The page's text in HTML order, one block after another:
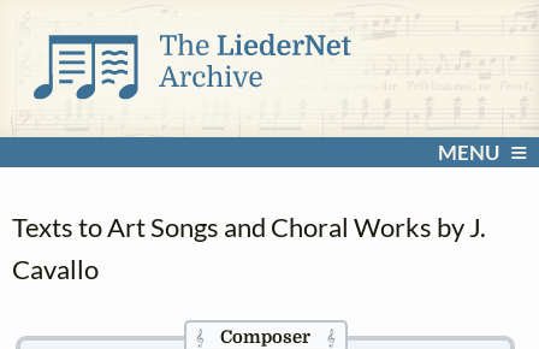
MENU
Texts to Art Songs and Choral Works by J.
Cavallo
𝄞Composer 𝄞